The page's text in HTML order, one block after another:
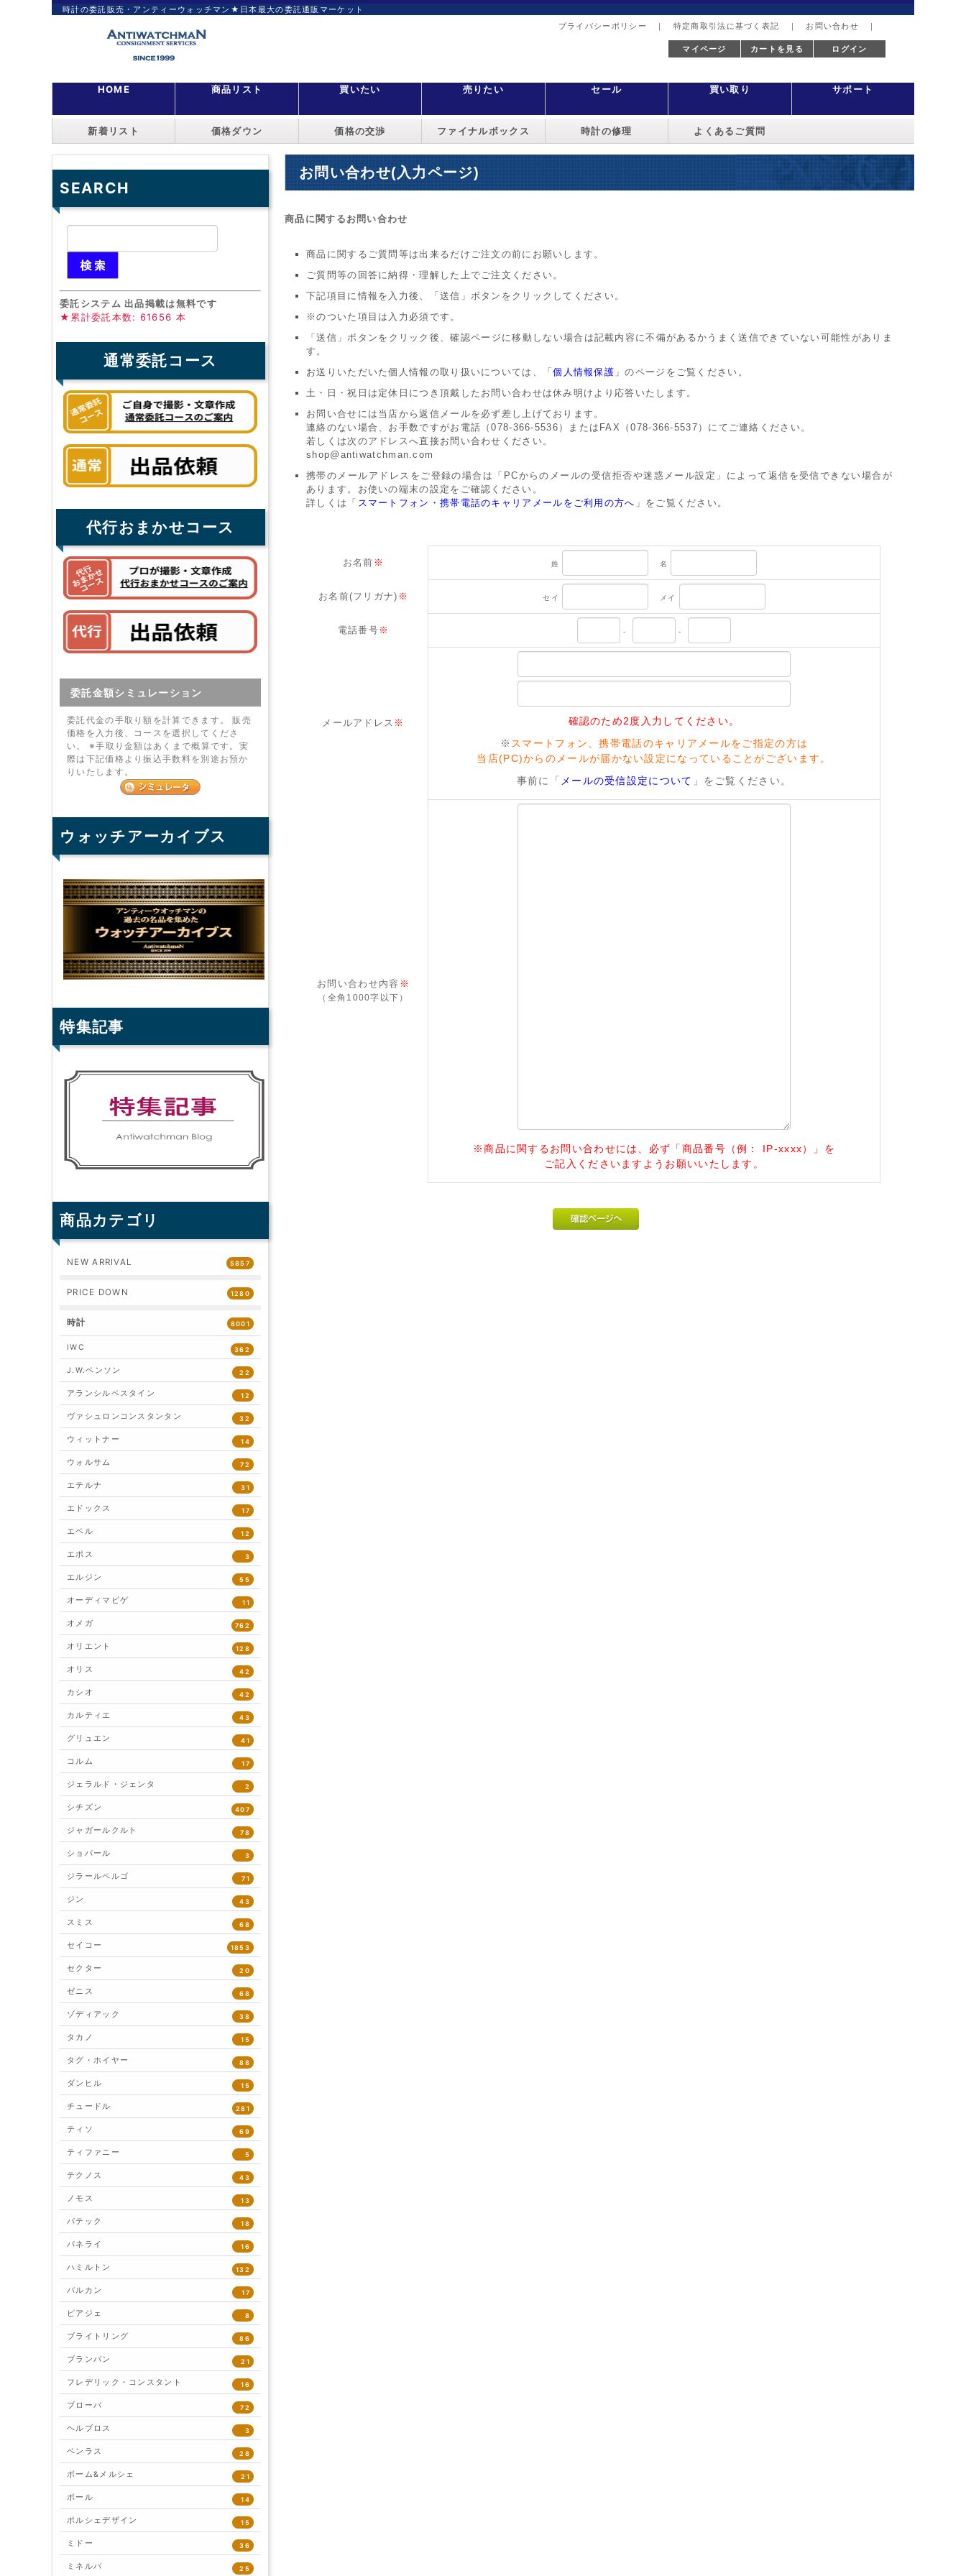
時計の委託販売・アンティーウォッチマン★日本最大の委託通販マーケット
プライバシーポリシー
｜ 特定商取引法に基づく表記 ｜ お問い合わせ ｜
ログイン
カートを見る
マイページ
HOME 商品リスト 買いたい 売りたい セール 買い取り サポート
新着リスト 価格ダウン 価格の交渉 ファイナルボックス 時計の修理 よくあるご質問
お問い合わせ(入力ページ)
商品に関するお問い合わせ
商品に関するご質問等は出来るだけご注文の前にお願いします。
ご質問等の回答に納得・理解した上でご注文ください。
下記項目に情報を入力後、「送信」ボタンをクリックしてください。
※のついた項目は入力必須です。
「送信」ボタンをクリック後、確認ページに移動しない場合は記載内容に不備があるかうまく送信できていない可能性がありま
す。
お送りいただいた個人情報の取り扱いについては、「個人情報保護 」のページをご覧ください。
土・日・祝日は定休日につき頂戴したお問い合わせは休み明けより応答いたします。
お問い合せには当店から返信メールを必ず差し上げております。
連絡のない場合、お手数ですがお電話（078-366-5536）またはFAX（078-366-5537）にてご連絡ください。
若しくは次のアドレスへ直接お問い合わせください。
shop@antiwatchman.com
携帯のメールアドレスをご登録の場合は「PCからのメールの受信拒否や迷惑メール設定」によって返信を受信できない場合が
あります。お使いの端末の設定をご確認ください。
詳しくは「 スマートフォン・携帯電話のキャリアメールをご利用の方へ 」をご覧ください。
お名前 ※ 姓 名
お名前(フリガナ) ※ セイ メイ
電話番号 ※ - -
メールアドレス ※
確認のため2度入力してください。
※ スマートフォン、携帯電話のキャリアメールをご指定の方は
当店(PC)からのメールが届かない設定になっていることがございます。
事前に「
メールの受信設定について 」をご覧ください。
お問い合わせ内容 ※
（全角1000字以下）
※商品に関するお問い合わせには、必ず「商品番号（例： IP-xxxx）」を
ご記入くださいますようお願いいたします。
SEARCH
委託システム 出品掲載は無料です
★累計委託本数: 61656 本
通常委託コース
代行おまかせコース
委託金額シミュレーション
委託代金の手取り額を計算できます。 販売
価格を入力後、コースを選択してくださ
い。 ※手取り金額はあくまで概算です。実
際は下記価格より振込手数料を別途お預か
りいたします。
ウォッチアーカイブス
特集記事
商品カテゴリ
NEW ARRIVAL 5857
PRICE DOWN 1280
時計 8001
IWC 362
J.W.ベンソン 22
アランシルベスタイン 12
ヴァシュロンコンスタンタン 32
ウィットナー 14
ウォルサム 72
エテルナ 31
エドックス 17
エベル 12
エポス 3
エルジン 55
オーディマピゲ 11
オメガ 762
オリエント 128
オリス 42
カシオ 42
カルティエ 43
グリュエン 41
コルム 17
ジェラルド・ジェンタ 2
シチズン 407
ジャガールクルト 78
ショパール 3
ジラールペルゴ 71
ジン 43
スミス 68
セイコー 1853
セクター 20
ゼニス 68
ゾディアック 38
タカノ 15
タグ・ホイヤー 88
ダンヒル 15
チュードル 281
ティソ 69
ティファニー 5
テクノス 43
ノモス 13
パテック 18
パネライ 16
ハミルトン 132
バルカン 17
ピアジェ 8
ブライトリング 86
ブランパン 21
フレデリック・コンスタント 16
ブローバ 72
ヘルブロス 3
ベンラス 28
ボーム&メルシェ 21
ボール 14
ポルシェデザイン 15
ミドー 36
ミネルバ 25